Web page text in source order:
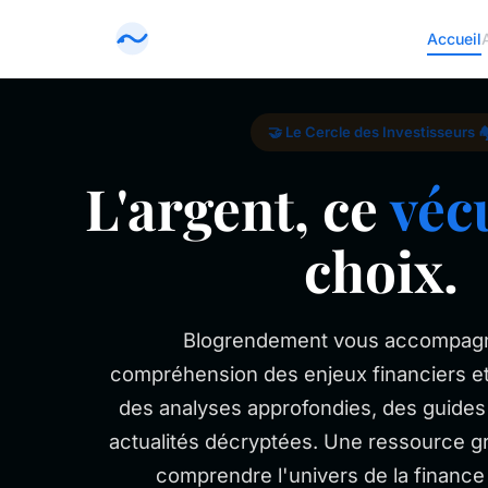
Accueil
🤝 Le Cercle des Investisseurs
L'argent, ce
choix.
Blogrendement vous
compréhension des enjeux financiers
des analyses approfondies, des
actualités décryptées. Une ressource
comprendre l'univers de la